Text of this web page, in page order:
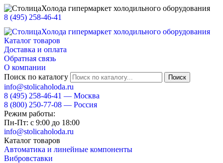
8 (495) 258-46-41
Каталог товаров
Доставка и оплата
Обратная связь
О компании
Поиск по каталогу
info@stolicaholoda.ru
8 (495) 258-46-41 — Москва
8 (800) 250-77-08 — Россия
Режим работы:
Пн-Пт: с 9:00 до 18:00
info@stolicaholoda.ru
Каталог товаров
Автоматика и линейные компоненты
Вибровставки